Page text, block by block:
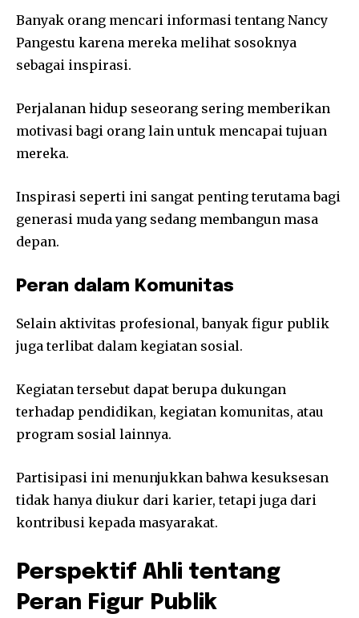
Banyak orang mencari informasi tentang Nancy
Pangestu karena mereka melihat sosoknya
sebagai inspirasi.
Perjalanan hidup seseorang sering memberikan
motivasi bagi orang lain untuk mencapai tujuan
mereka.
Inspirasi seperti ini sangat penting terutama bagi
generasi muda yang sedang membangun masa
depan.
Peran dalam Komunitas
Selain aktivitas profesional, banyak figur publik
juga terlibat dalam kegiatan sosial.
Kegiatan tersebut dapat berupa dukungan
terhadap pendidikan, kegiatan komunitas, atau
program sosial lainnya.
Partisipasi ini menunjukkan bahwa kesuksesan
tidak hanya diukur dari karier, tetapi juga dari
kontribusi kepada masyarakat.
Perspektif Ahli tentang
Peran Figur Publik